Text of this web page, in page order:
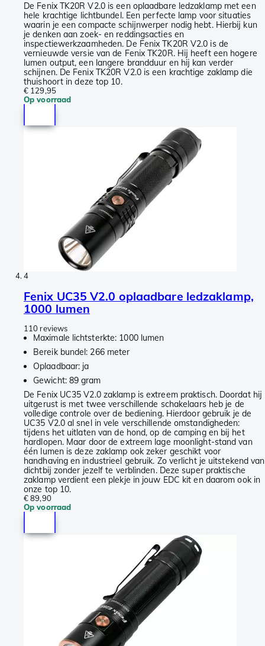
De Fenix TK20R V2.0 is een oplaadbare ledzaklamp met een
hele krachtige lichtbundel. Een perfecte lamp voor situaties
waarin je een compacte schijnwerper nodig hebt. Hierbij kun
je denken aan zoek- en reddingsacties en
inspectiewerkzaamheden. De Fenix TK20R V2.0 is de
vernieuwde versie van de Fenix TK20R. Hij heeft een hogere
lumen output, een langere brandduur en hij kan verder
schijnen. De Fenix TK20R V2.0 is een krachtige zaklamp die
thuishoort in deze top 10.
€ 129,95
Op voorraad
4
Fenix UC35 V2.0 oplaadbare ledzaklamp,
1000 lumen
110 reviews
Maximale lichtsterkte: 1000 lumen
Bereik bundel: 266 meter
Oplaadbaar: ja
Gewicht: 89 gram
De Fenix UC35 V2.0 zaklamp is extreem praktisch. Doordat hij
uitgerust is met twee verschillende schakelaars heb je de
volledige controle over de bediening. Hierdoor gebruik je de
UC35 V2.0 al snel in vele verschillende omstandigheden:
tijdens het uitlaten van de hond, op de camping en bij het
hardlopen. Maar door de extreem lage moonlight-stand van
één lumen is deze zaklamp ook zeker geschikt voor
handhaving en industrieel gebruik. Zo verlicht je uitstekend van
dichtbij zonder jezelf te verblinden. Deze super praktische
zaklamp verdient een plekje in jouw EDC kit en daarom ook in
onze top 10.
€ 89,90
Op voorraad